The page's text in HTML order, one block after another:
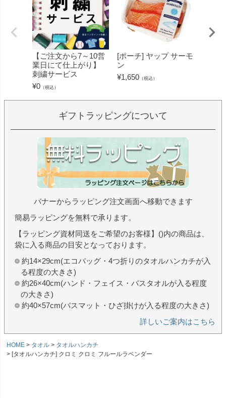
【ご注文から7～10営
業日にて仕上がり】
刺繍サービス
¥0 （税込）
[ポーチ] ヤップ サーモ
ン
¥1,650 （税込）
ギフトラッピングについて
バナーからラッピング注文画面へ移動できます
簡易ラッピングを無料で承ります。
【ラッピング資材同送をご希望のお客様】()内の商品は、
袋に入る商品の目安となっております。
約14×29cm(エコバッグ・4つ折りのタオルハンカチが入
る程度の大きさ)
約26×40cm(ハンド・フェイス・バスタオルが入る程度
の大きさ)
約40×57cm(バスマット・ひざ掛けが入る程度の大きさ)
詳しいご案内はこちら
HOME タオル
タオルハンカチ
[タオルハンカチ] クロミ クロミ フルールラベンダー